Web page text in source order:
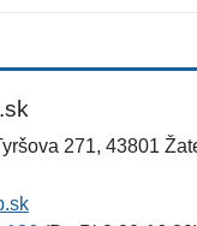
271, 43801